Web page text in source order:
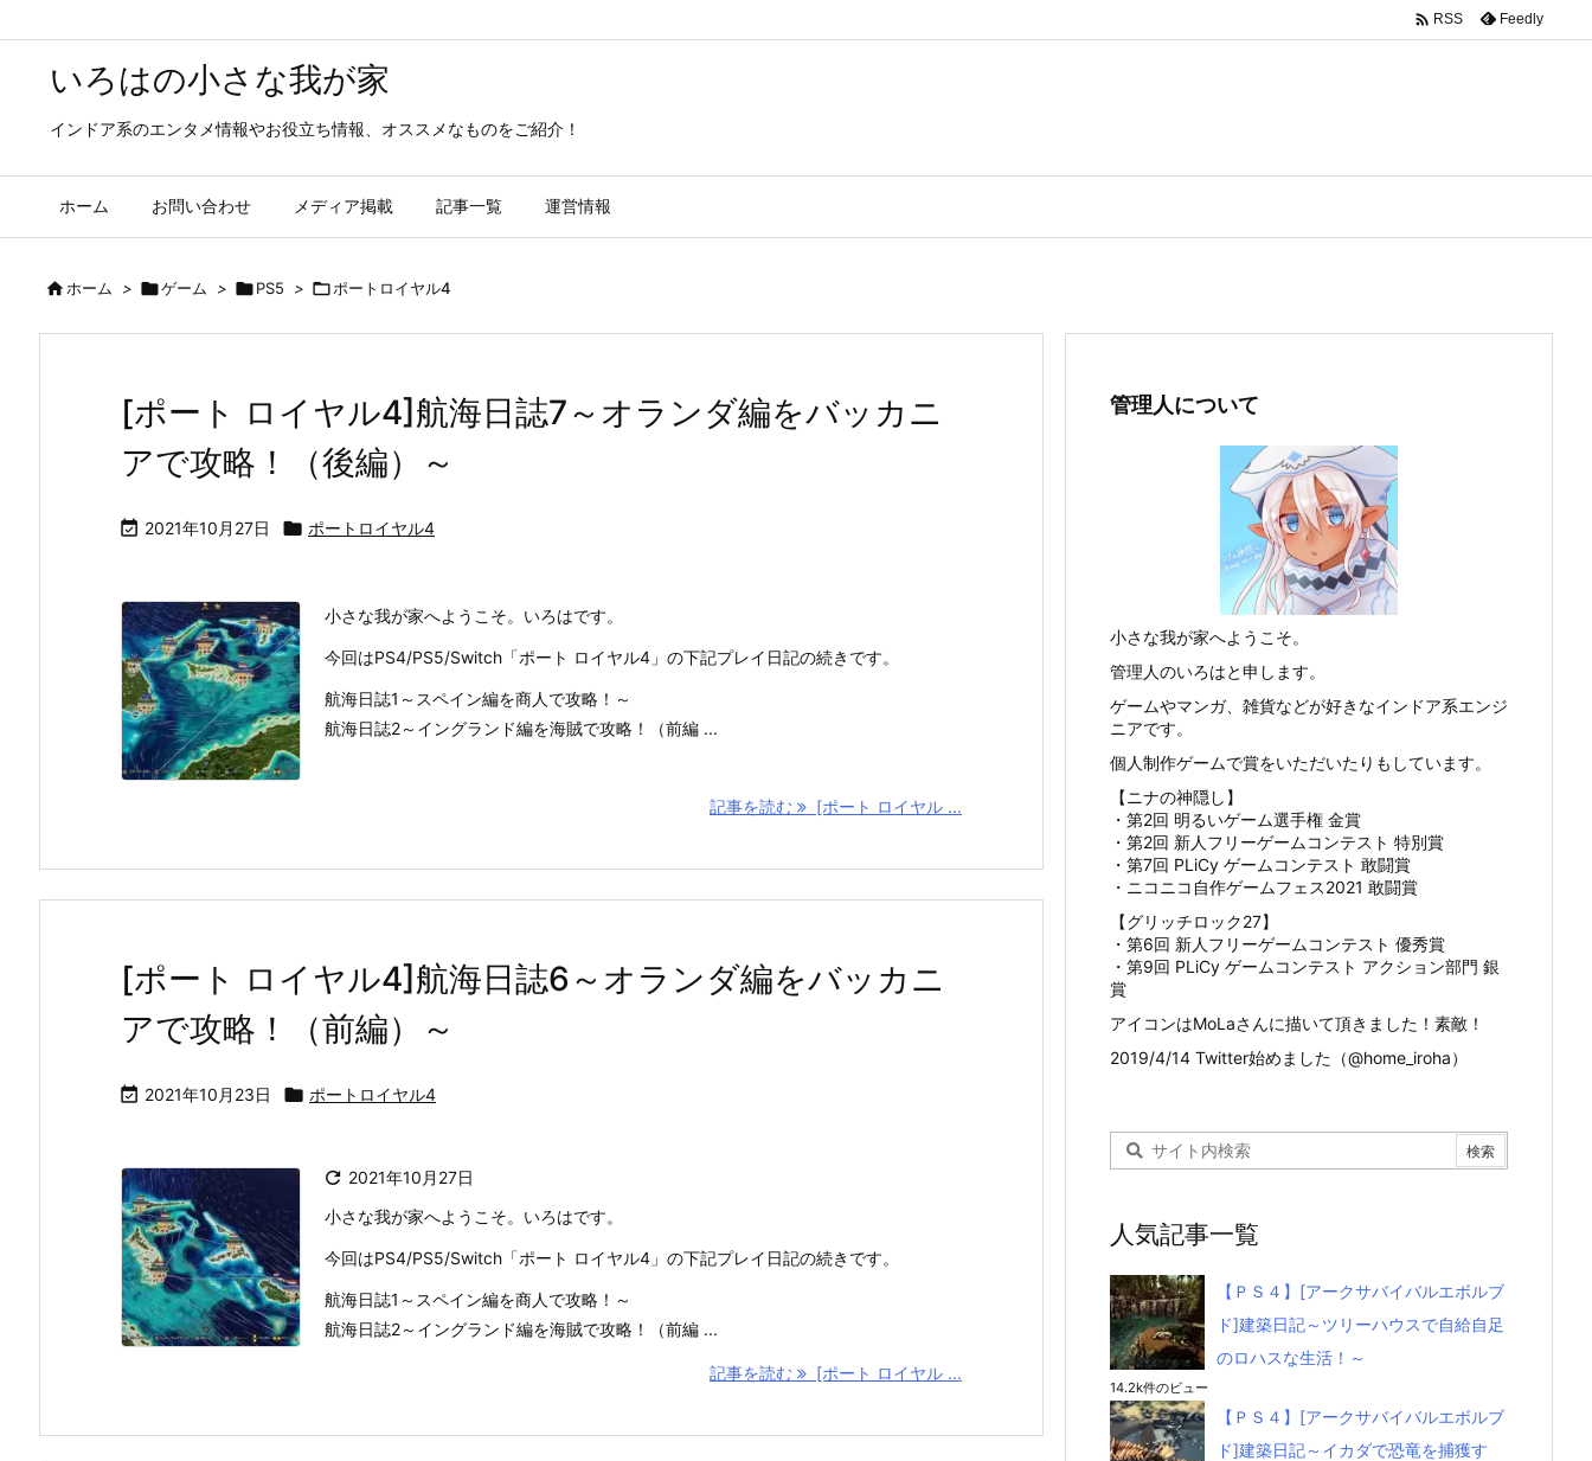
いろはの小さな我が家
インドア系のエンタメ情報やお役立ち情報、オススメなものをご紹介！
ホーム お問い合わせ メディア掲載 記事一覧 運営情報
 RSS Feedly
ホーム > ゲーム > PS5 > ポートロイヤル4
[ポート ロイヤル4]航海日誌7～オランダ編をバッカニ
アで攻略！（後編）～
 2021年10月27日  ポートロイヤル4
小さな我が家へようこそ。いろはです。
今回はPS4/PS5/Switch「ポート ロイヤル4」の下記プレイ日記の続きです。
航海日誌1～スペイン編を商人で攻略！～
航海日誌2～イングランド編を海賊で攻略！（前編 ...
記事を読む [ポート ロイヤル ...
[ポート ロイヤル4]航海日誌6～オランダ編をバッカニ
アで攻略！（前編）～
 2021年10月23日  ポートロイヤル4
 2021年10月27日
小さな我が家へようこそ。いろはです。
今回はPS4/PS5/Switch「ポート ロイヤル4」の下記プレイ日記の続きです。
航海日誌1～スペイン編を商人で攻略！～
航海日誌2～イングランド編を海賊で攻略！（前編 ...
記事を読む [ポート ロイヤル ...
管理人について
小さな我が家へようこそ。
管理人のいろはと申します。
ゲームやマンガ、雑貨などが好きなインドア系エンジ
ニアです。
個人制作ゲームで賞をいただいたりもしています。
【ニナの神隠し】
・第2回 明るいゲーム選手権 金賞
・第2回 新人フリーゲームコンテスト 特別賞
・第7回 PLiCy ゲームコンテスト 敢闘賞
・ニコニコ自作ゲームフェス2021 敢闘賞
【グリッチロック27】
・第6回 新人フリーゲームコンテスト 優秀賞
・第9回 PLiCy ゲームコンテスト アクション部門 銀
賞
アイコンはMoLaさんに描いて頂きました！素敵！
2019/4/14 Twitter始めました（@home_iroha）
人気記事一覧
【ＰＳ４】[アークサバイバルエボルブ
ド]建築日記～ツリーハウスで自給自足
のロハスな生活！～
14.2k件のビュー
【ＰＳ４】[アークサバイバルエボルブ
ド]建築日記～イカダで恐竜を捕獲す